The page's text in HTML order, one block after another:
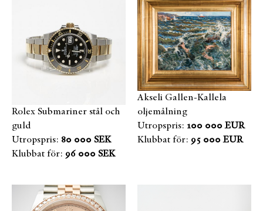
Rolex Submariner stål och
guld
Utropspris: 80 000 SEK
Klubbat för: 96 000 SEK
Akseli Gallen-Kallela
oljemålning
Utropspris: 100 000 EUR
Klubbat för: 95 000 EUR